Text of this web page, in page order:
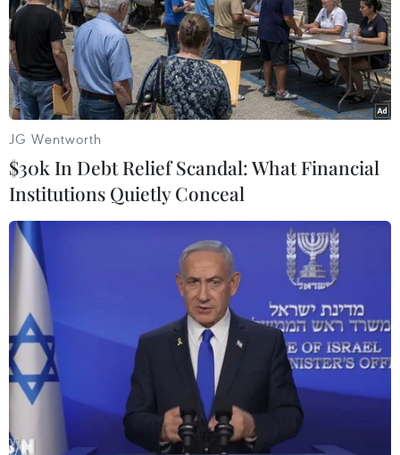
Hải Phòng phong tỏa các địa điểm liên
quan đến ca nhiễm COVID-19
26/03/2021 01:06
Chính quyền các địa phương đã phun khử khuẩn, tạm
thời phong tỏa Khách sạn, Nhà nghỉ, khu vực nhà người
thân người bệnh và Bệnh viện đa khoa quốc tế Vinmec.
JG Wentworth
$30k In Debt Relief Scandal: What Financial
Institutions Quietly Conceal